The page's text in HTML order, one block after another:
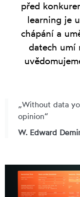
před
learning je
chápání a
datech umí
„Without data
opinion“
W. Edward